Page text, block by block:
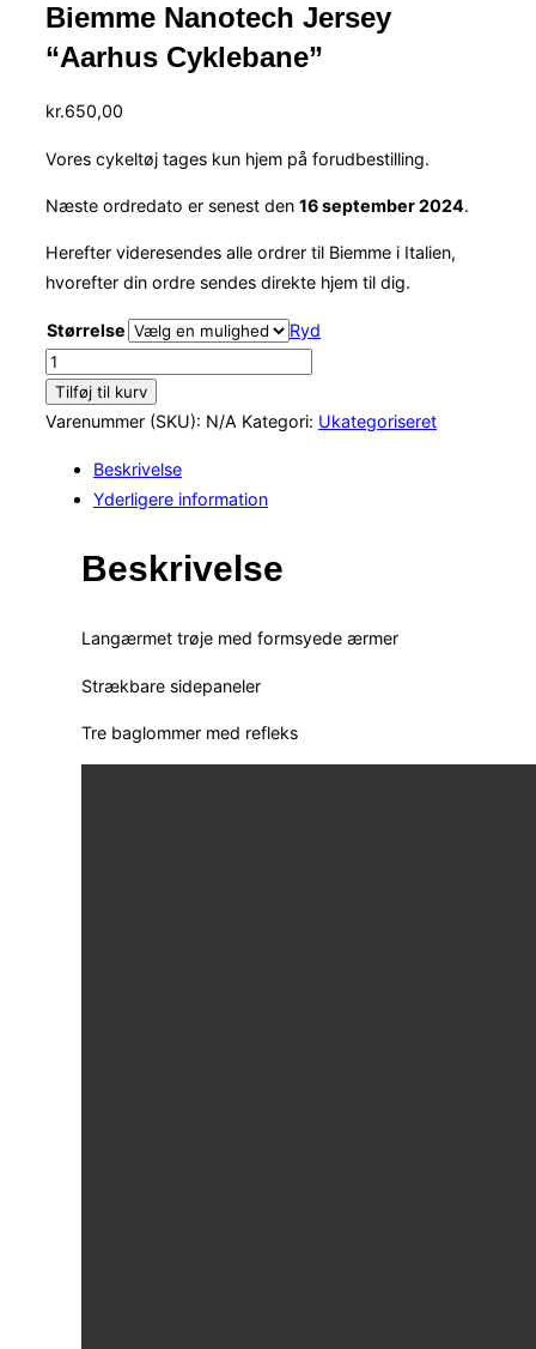
Biemme Nanotech Jersey
“Aarhus Cyklebane”
kr.650,00
Vores cykeltøj tages kun hjem på forudbestilling.
Næste ordredato er senest den 16 september 2024.
Herefter videresendes alle ordrer til Biemme i Italien,
hvorefter din ordre sendes direkte hjem til dig.
Størrelse
Ryd
Biemme
Nanotech
Jersey
Cyklebane"
antal
Tilføj til kurv
Varenummer (SKU): N/A Kategori: Ukategoriseret
Beskrivelse
Yderligere information
Beskrivelse
Langærmet trøje med formsyede ærmer
Strækbare sidepaneler
Tre baglommer med refleks